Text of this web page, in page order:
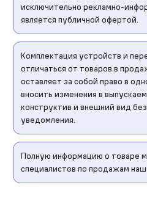
исключительно рекламно-
является публичной офертой.
Комплектация устройств и
отличаться от товаров в
оставляет за собой право в
вносить изменения в
конструктив и внешний вид
уведомления.
Полную информацию о товаре
специалистов по продажам